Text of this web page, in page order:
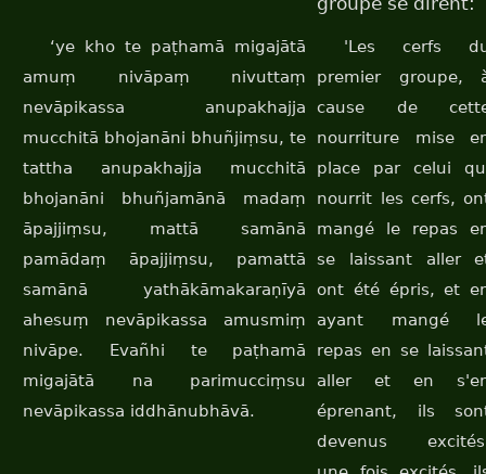
‘ye kho te paṭhamā migajātā
amuṃ nivāpaṃ nivuttaṃ
nevāpikassa anupakhajja
mucchitā bhojanāni bhuñjiṃsu, te
tattha anupakhajja mucchitā
bhojanāni bhuñjamānā madaṃ
āpajjiṃsu, mattā samānā
pamādaṃ āpajjiṃsu, pamattā
samānā yathākāmakaraṇīyā
ahesuṃ nevāpikassa amusmiṃ
nivāpe. Evañhi te paṭhamā
migajātā na parimucciṃsu
nevāpikassa iddhānubhāvā.
'Les cerfs
premier groupe,
cause de
nourriture mise
place par celui
nourrit les cerfs,
mangé le repas
se laissant aller
ont été épris, et
ayant mangé
repas en se
aller et en
éprenant, ils
devenus